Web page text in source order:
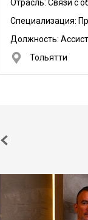
Отрасль: Связи с
Специализация:
Должность:
Тольятти